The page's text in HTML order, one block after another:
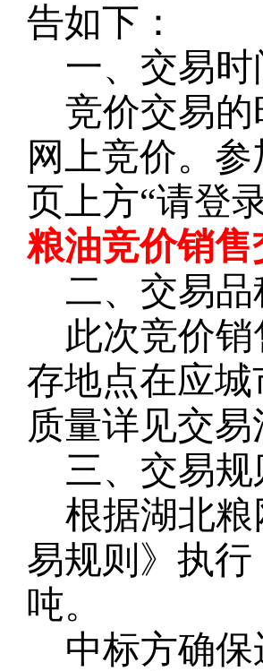
告如下：
一、交易
竞价交易的
网上竞价。
页上方“请登
粮油竞价销售
二、交易
此次竞价销
存地点在应
质量详见交易
三、交易规
根据湖北
易规则》执
吨。
中标方确